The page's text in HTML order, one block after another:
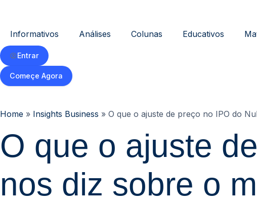
Informativos Análises Colunas Educativos
Entrar
Começe Agora
Home » Insights Business » O que o ajuste de preço no IPO do
O que o ajuste
nos diz sobre o